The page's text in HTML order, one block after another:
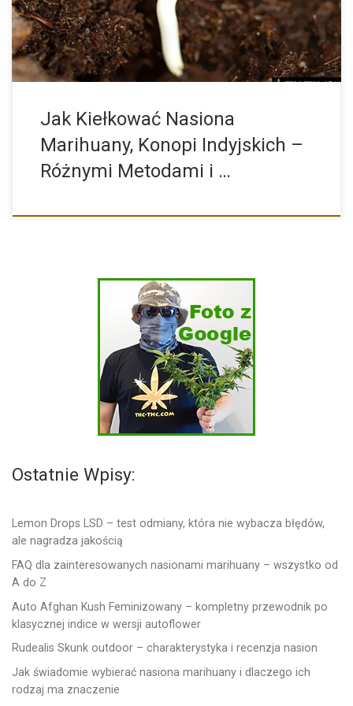
początkujących błędów podczas […]
Jak Kiełkować Nasiona
Marihuany, Konopi Indyjskich –
Różnymi Metodami i …
Ostatnie Wpisy:
Lemon Drops LSD – test odmiany, która nie wybacza błędów,
ale nagradza jakością
FAQ dla zainteresowanych nasionami marihuany – wszystko od
A do Z
Auto Afghan Kush Feminizowany – kompletny przewodnik po
klasycznej indice w wersji autoflower
Rudealis Skunk outdoor – charakterystyka i recenzja nasion
Jak świadomie wybierać nasiona marihuany i dlaczego ich
rodzaj ma znaczenie